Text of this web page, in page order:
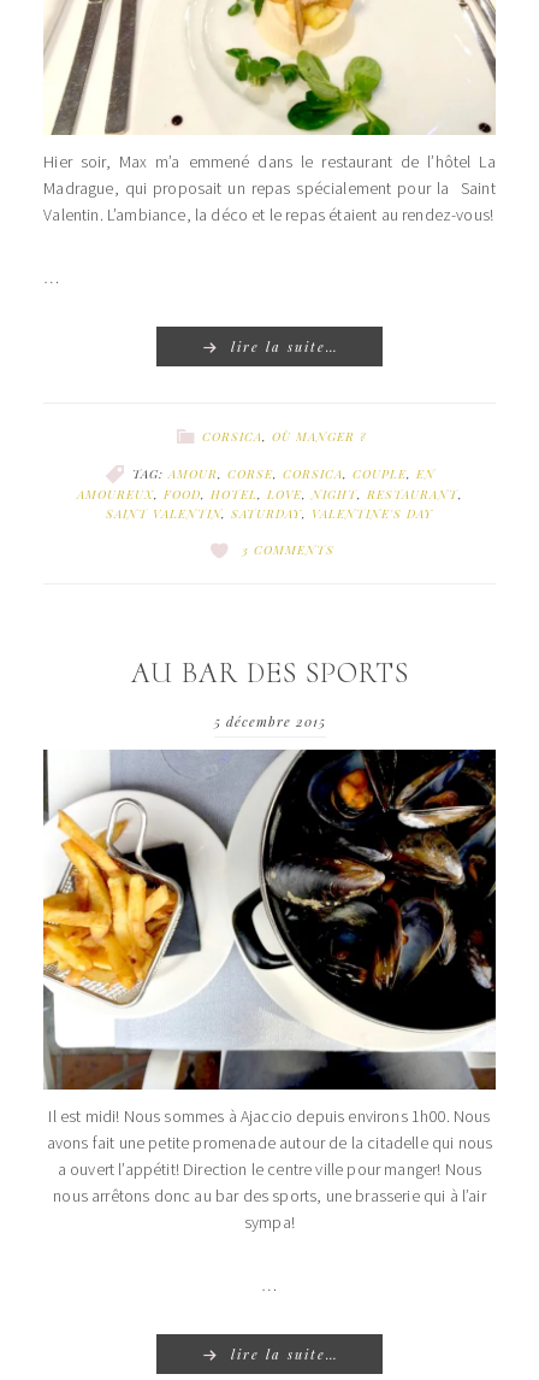
Hier soir, Max m’a emmené dans le restaurant de l’hôtel La
Madrague, qui proposait un repas spécialement pour la Saint
Valentin. L’ambiance, la déco et le repas étaient au rendez-vous!
…
lire la suite…
CORSICA, OÙ MANGER ?
TAG:AMOUR, CORSE, CORSICA, COUPLE, EN
AMOUREUX, FOOD, HOTEL, LOVE,NIGHT, RESTAURANT,
SAINT VALENTIN, SATURDAY, VALENTINE'S DAY
3 COMMENTS
AU BAR DES SPORTS
5 décembre 2015
Il est midi! Nous sommes à Ajaccio depuis environs 1h00. Nous
avons fait une petite promenade autour de la citadelle qui nous
a ouvert l’appétit! Direction le centre ville pour manger! Nous
nous arrêtons donc au bar des sports, une brasserie qui à l’air
sympa!
…
lire la suite…